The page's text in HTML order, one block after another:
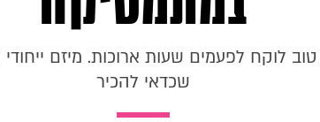
טוב לוקח לפעמים שעות ארוכות. מיזם
שכדאי להכיר